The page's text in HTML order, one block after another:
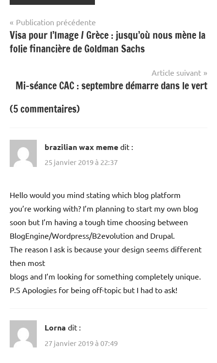
Navigation
de
l’article
Publication précédente
Visa pour l’Image / Grèce : jusqu’où nous mène la
folie financière de Goldman Sachs
Article suivant
Mi-séance CAC : septembre démarre dans le vert
(5 commentaires)
brazilian wax meme dit :
25 janvier 2019 à 22:37
Hello would you mind stating which blog platform
you’re working with? I’m planning to start my own blog
soon but I’m having a tough time choosing between
BlogEngine/Wordpress/B2evolution and Drupal.
The reason I ask is because your design seems different
then most
blogs and I’m looking for something completely unique.
P.S Apologies for being off-topic but I had to ask!
Lorna dit :
27 janvier 2019 à 07:49